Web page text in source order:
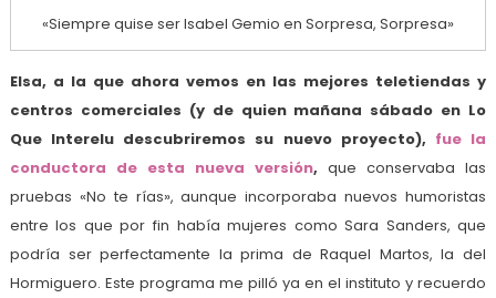
«Siempre quise ser Isabel Gemio en Sorpresa, Sorpresa»
Elsa, a la que ahora vemos en las mejores teletiendas y
centros comerciales (y de quien mañana sábado en Lo
Que Interelu descubriremos su nuevo proyecto), fue la
conductora de esta nueva versión, que conservaba las
pruebas «No te rías», aunque incorporaba nuevos humoristas
entre los que por fin había mujeres como Sara Sanders, que
podría ser perfectamente la prima de Raquel Martos, la del
Hormiguero. Este programa me pilló ya en el instituto y recuerdo